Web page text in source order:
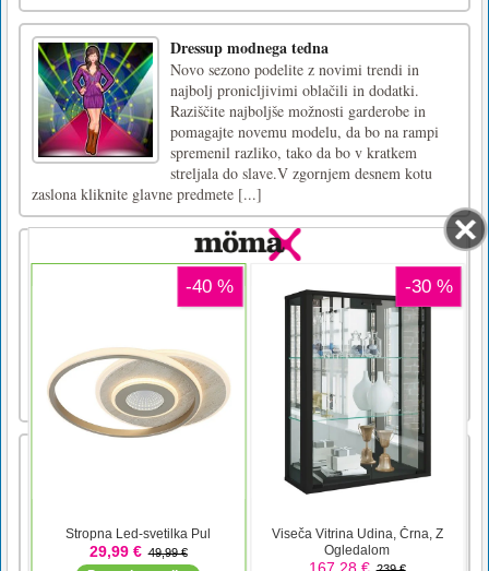
Dressup modnega tedna
Novo sezono podelite z novimi trendi in
najbolj pronicljivimi oblačili in dodatki.
Raziščite najboljše možnosti garderobe in
pomagajte novemu modelu, da bo na rampi
spremenil razliko, tako da bo v kratkem
streljala do slave.V zgornjem desnem kotu
zaslona kliknite glavne predmete [...]
Zmogljiv pomnilnik avtomobilov
Powerful Cars Memory je brezplačna spletna
igra iz žanra iger spomina in pošastnih
tovornjakov. Obrnite ploščice in jih poskusite
združiti v parih. Za zmago združite vse
ploščice. Poskusite igro dokončati v čim manj
potezah! Obstajajo 4 stopnje. Z miško kliknite
ali tapnite za za [...]
Pošast želi sladkarije
Zdaj lahko igrate igro, ne glede na to, kje ste,
to lahko počnete, kar je zelo tipična arkadna
zabava. Tapnite sladkarije, da jih zberete.
Dosezite določeno število točk, da odklenete
nove sladkarije!1 Tapnite bonbon, da ga